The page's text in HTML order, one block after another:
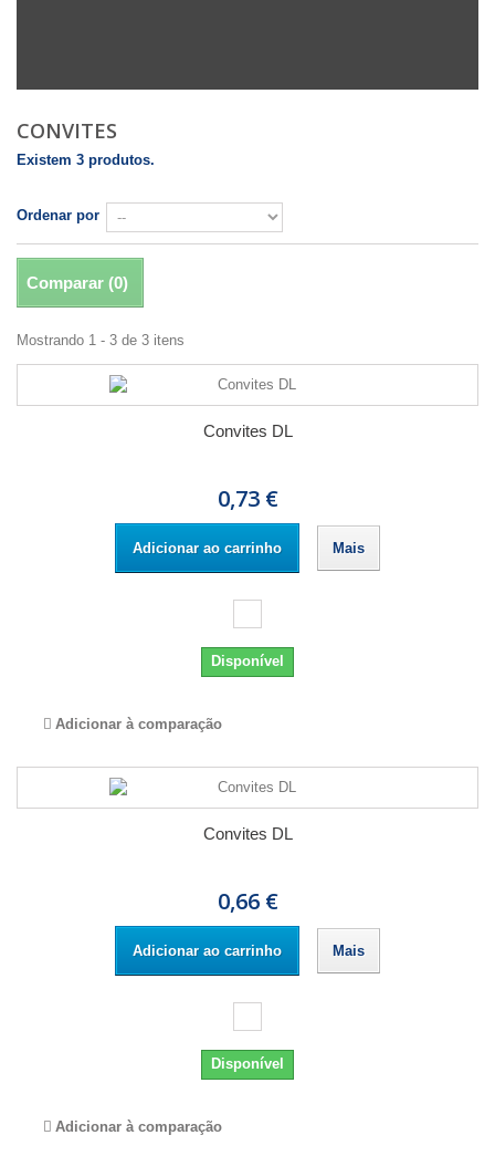
CONVITES
Existem 3 produtos.
Ordenar por
Comparar (0)
Mostrando 1 - 3 de 3 itens
Convites DL
0,73 €
Adicionar ao carrinho Mais
Disponível
Adicionar à comparação
Convites DL
0,66 €
Adicionar ao carrinho Mais
Disponível
Adicionar à comparação